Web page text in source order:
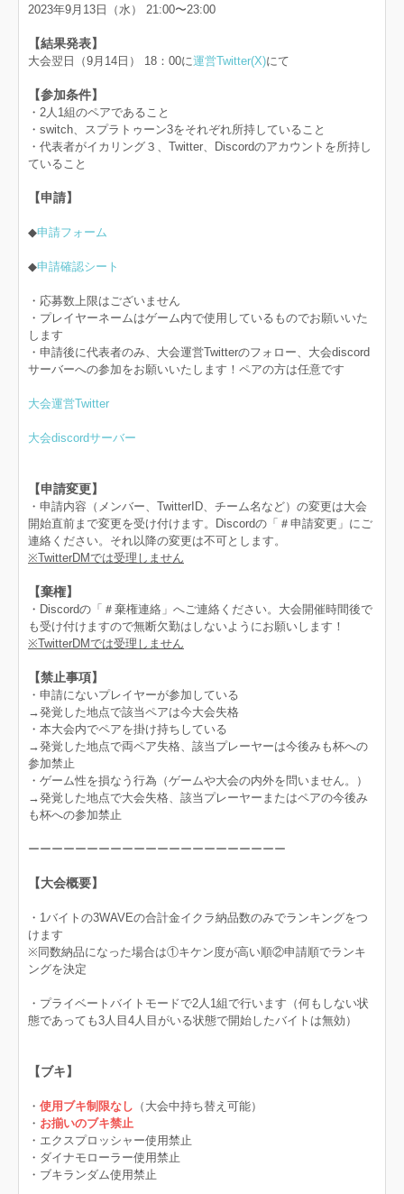
2023年9月13日（水） 21:00〜23:00
【結果発表】
大会翌日（9月14日） 18：00に運営Twitter(X)にて
【参加条件】
・2人1組のペアであること
・switch、スプラトゥーン3をそれぞれ所持していること
・代表者がイカリング３、Twitter、Discordのアカウントを所持し
ていること
【申請】
◆申請フォーム
◆申請確認シート
・応募数上限はございません
・プレイヤーネームはゲーム内で使用しているものでお願いいた
します
・申請後に代表者のみ、大会運営Twitterのフォロー、大会discord
サーバーへの参加をお願いいたします！ペアの方は任意です
大会運営Twitter
大会discordサーバー
【申請変更】
・申請内容（メンバー、TwitterID、チーム名など）の変更は大会
開始直前まで変更を受け付けます。Discordの「＃申請変更」にご
連絡ください。それ以降の変更は不可とします。
※TwitterDMでは受理しません
【棄権】
・Discordの「＃棄権連絡」へご連絡ください。大会開催時間後で
も受け付けますので無断欠勤はしないようにお願いします！
※TwitterDMでは受理しません
【禁止事項】
・申請にないプレイヤーが参加している
→発覚した地点で該当ペアは今大会失格
・本大会内でペアを掛け持ちしている
→発覚した地点で両ペア失格、該当プレーヤーは今後みも杯への
参加禁止
・ゲーム性を損なう行為（ゲームや大会の内外を問いません。）
→発覚した地点で大会失格、該当プレーヤーまたはペアの今後み
も杯への参加禁止
ーーーーーーーーーーーーーーーーーーーーーー
【大会概要】
・1バイトの3WAVEの合計金イクラ納品数のみでランキングをつ
けます
※同数納品になった場合は①キケン度が高い順②申請順でランキ
ングを決定
・プライベートバイトモードで2人1組で行います（何もしない状
態であっても3人目4人目がいる状態で開始したバイトは無効）
【ブキ】
・ 使用ブキ制限なし （大会中持ち替え可能）
・ お揃いのブキ禁止
・エクスプロッシャー使用禁止
・ダイナモローラー使用禁止
・ブキランダム使用禁止